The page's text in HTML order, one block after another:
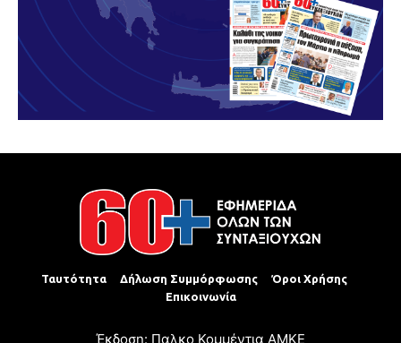
Ταυτότητα Δήλωση Συμμόρφωσης
Όροι Χρήσης
Επικοινωνία
Έκδοση: Παλκο Κομμέντια ΑΜΚΕ